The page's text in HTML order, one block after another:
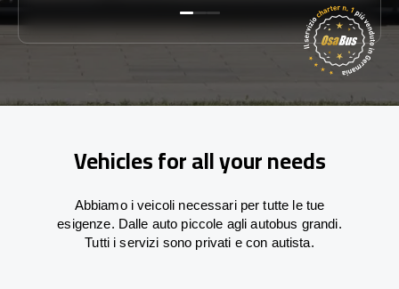
Vehicles for all your needs
Abbiamo i veicoli necessari per tutte le tue
esigenze. Dalle auto piccole agli autobus grandi.
Tutti i servizi sono privati e con autista.